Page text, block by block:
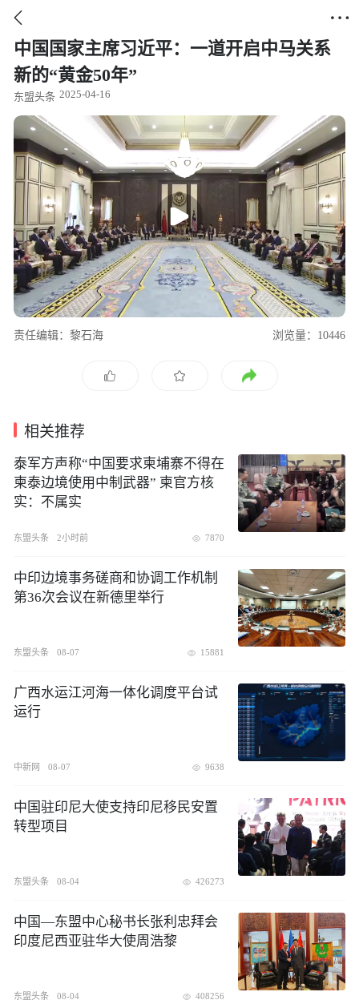
 
中国国家主席习近平：一道开启中马关系
新的“黄金50年”
东盟头条 2025-04-16
责任编辑：黎石海 浏览量：10446
相关推荐
泰军方声称“中国要求柬埔寨不得在
柬泰边境使用中制武器” 柬官方核
实：不属实
东盟头条 2小时前 7870
中印边境事务磋商和协调工作机制
第36次会议在新德里举行
东盟头条 08-07 15881
广西水运江河海一体化调度平台试
运行
中新网 08-07 9638
中国驻印尼大使支持印尼移民安置
转型项目
东盟头条 08-04 426273
中国—东盟中心秘书长张利忠拜会
印度尼西亚驻华大使周浩黎
东盟头条 08-04 408256